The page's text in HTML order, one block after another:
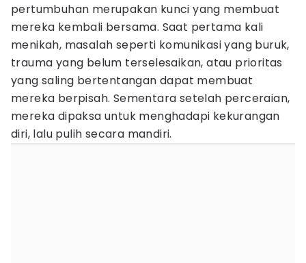
pertumbuhan merupakan kunci yang membuat
mereka kembali bersama. Saat pertama kali
menikah, masalah seperti komunikasi yang buruk,
trauma yang belum terselesaikan, atau prioritas
yang saling bertentangan dapat membuat
mereka berpisah. Sementara setelah perceraian,
mereka dipaksa untuk menghadapi kekurangan
diri, lalu pulih secara mandiri.